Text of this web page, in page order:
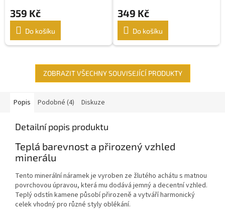
359 Kč
Do košíku
349 Kč
Do košíku
ZOBRAZIT VŠECHNY SOUVISEJÍCÍ PRODUKTY
Popis Podobné (4) Diskuze
Detailní popis produktu
Teplá barevnost a přirozený vzhled
minerálu
Tento minerální náramek je vyroben ze žlutého achátu s matnou
povrchovou úpravou, která mu dodává jemný a decentní vzhled.
Teplý odstín kamene působí přirozeně a vytváří harmonický
celek vhodný pro různé styly oblékání.